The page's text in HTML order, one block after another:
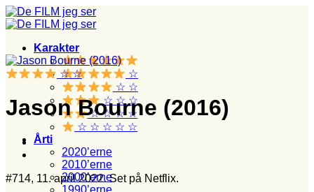
Fortsæt
til
Karakter
☆
☆ ☆
☆ ☆ ☆
☆ ☆ ☆ ☆
☆ ☆ ☆ ☆ ☆
Årti
2020’erne
2010’erne
2000’erne
☆ ☆
Jason Bourne (2016)
#714, 11. april 2022. Set på Netflix.